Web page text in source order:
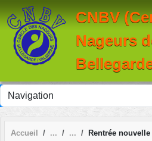
CNBV
Nageurs
Accueil Rentrée
Panneau de gestion des cookies